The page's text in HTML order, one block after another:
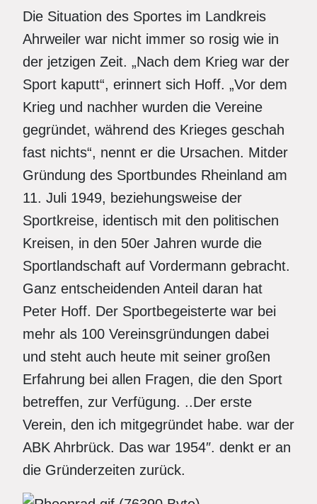
Die Situation des Sportes im Landkreis
Ahrweiler war nicht immer so rosig wie in
der jetzigen Zeit. „Nach dem Krieg war der
Sport kaputt“, erinnert sich Hoff. „Vor dem
Krieg und nachher wurden die Vereine
gegründet, während des Krieges geschah
fast nichts“, nennt er die Ursachen. Mitder
Gründung des Sportbundes Rheinland am
11. Juli 1949, beziehungsweise der
Sportkreise, identisch mit den politischen
Kreisen, in den 50er Jahren wurde die
Sportlandschaft auf Vordermann gebracht.
Ganz entscheidenden Anteil daran hat
Peter Hoff. Der Sportbegeisterte war bei
mehr als 100 Vereinsgründungen dabei
und steht auch heute mit seiner großen
Erfahrung bei allen Fragen, die den Sport
betreffen, zur Verfügung. ..Der erste
Verein, den ich mitgegründet habe. war der
ABK Ahrbrück. Das war 1954″. denkt er an
die Gründerzeiten zurück.